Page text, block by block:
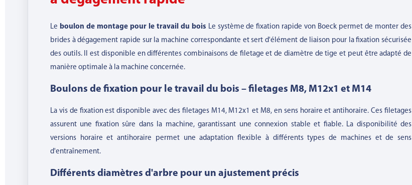
Le boulon de montage pour le travail du bois Le système de fixation rapide von Boeck permet de monter des
brides à dégagement rapide sur la machine correspondante et sert d'élément de liaison pour la fixation sécurisée
des outils. Il est disponible en différentes combinaisons de filetage et de diamètre de tige et peut être adapté de
manière optimale à la machine concernée.
Boulons de fixation pour le travail du bois – filetages M8, M12x1 et M14
La vis de fixation est disponible avec des filetages M14, M12x1 et M8, en sens horaire et antihoraire. Ces filetages
assurent une fixation sûre dans la machine, garantissant une connexion stable et fiable. La disponibilité des
versions horaire et antihoraire permet une adaptation flexible à différents types de machines et de sens
d'entraînement.
Différents diamètres d'arbre pour un ajustement précis